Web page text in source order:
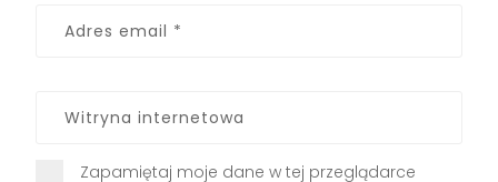
Zapamiętaj moje dane w tej przeglądarce